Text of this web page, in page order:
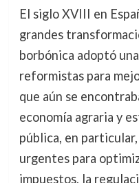
El siglo XVIII en
grandes
borbónica adoptó
reformistas para
que aún se
economía agraria y
pública, en
urgentes para
impuestos, la